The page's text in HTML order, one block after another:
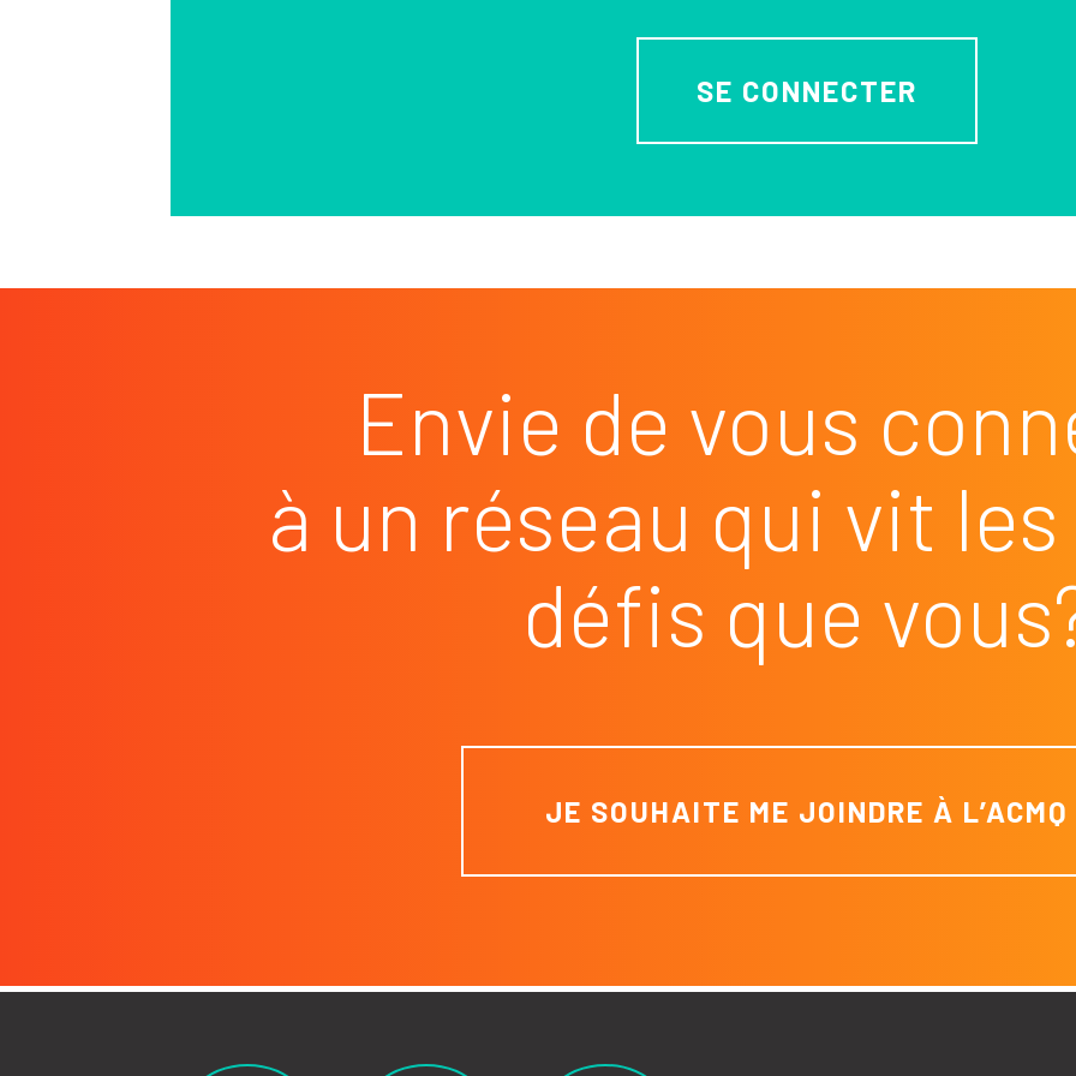
SE CONNECTER
Envie de vous
à un réseau qui vit
défis que
JE SOUHAITE ME JOINDRE À L’ACMQ